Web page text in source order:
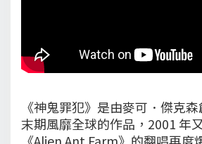
《神鬼罪犯》是由麥可．傑克
末期風靡全球的作品，2001 年
《Alien Ant Farm》的翻唱再度